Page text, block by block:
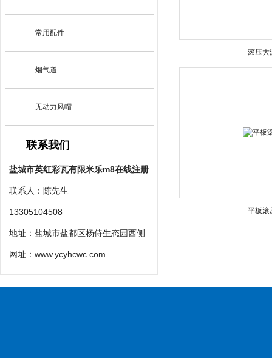
常用配件
烟气道
无动力风帽
联系我们
盐城市英红彩瓦有限米乐m8在线注册
联系人：陈先生
13305104508
地址：盐城市盐都区杨侍生态园西侧
网址： www.ycyhcwc.com
滚压大
平板滚